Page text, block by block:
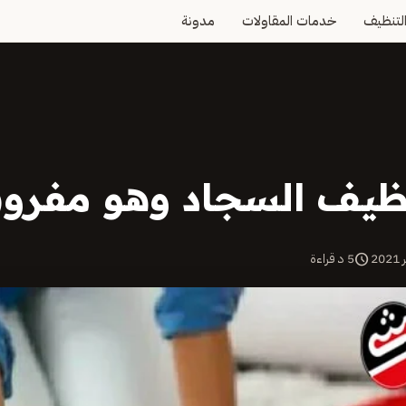
خدمات المقاولات مدونة
السجاد وهو
schedule5 د قراءة